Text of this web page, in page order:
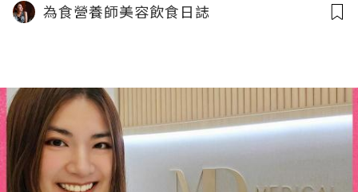
為食營養師美容飲食日誌